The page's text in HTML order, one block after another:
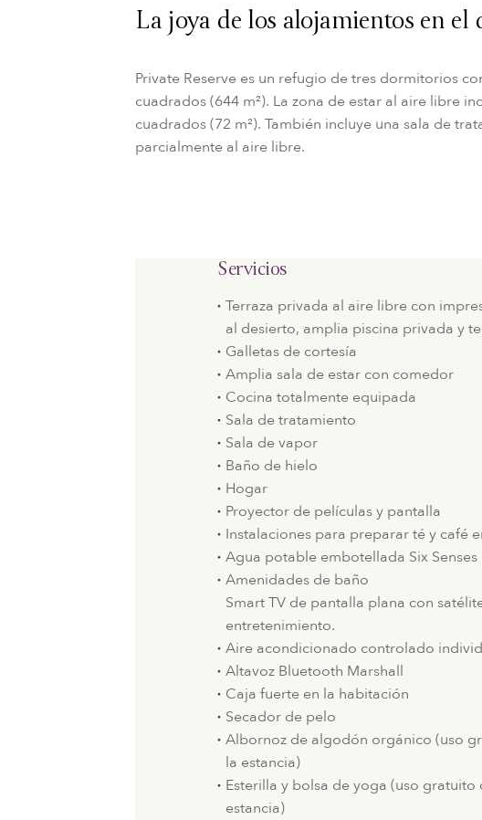
La joya de los alojamientos en el
Private Reserve es un refugio de tres dormitorios
cuadrados (644 m²). La zona de estar al aire libre
cuadrados (72 m²). También incluye una sala de
parcialmente al aire libre.
Servicios
Terraza privada al aire libre con
al desierto, amplia piscina privada y
Galletas de cortesía
Amplia sala de estar con comedor
Cocina totalmente equipada
Sala de tratamiento
Sala de vapor
Baño de hielo
Hogar
Proyector de películas y pantalla
Instalaciones para preparar té y café
Agua potable embotellada Six Senses
Amenidades de baño
Smart TV de pantalla plana con
entretenimiento.
Aire acondicionado controlado
Altavoz Bluetooth Marshall
Caja fuerte en la habitación
Secador de pelo
Albornoz de algodón orgánico (uso
la estancia)
Esterilla y bolsa de yoga (uso gratuito
estancia)